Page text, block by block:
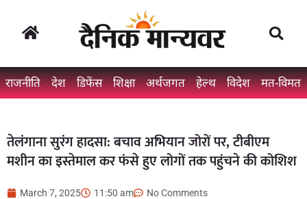
राजनीति देश डिफेंस शिक्षा अर्थजगत हेल्थ विदेश मत-विमत
तेलंगाना सुरंग हादसा: बचाव अभियान जोरों पर, टीबीएम
मशीन का इस्तेमाल कर फंसे हुए लोगों तक पहुंचने की कोशिश
March 7, 2025 11:50 am No Comments